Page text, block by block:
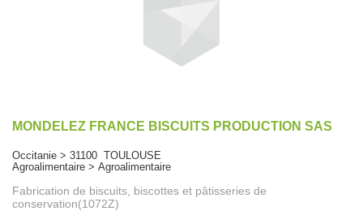
MONDELEZ FRANCE BISCUITS PRODUCTION SAS
Occitanie > 31100 TOULOUSE
Agroalimentaire > Agroalimentaire
Fabrication de biscuits, biscottes et pâtisseries de
conservation(1072Z)